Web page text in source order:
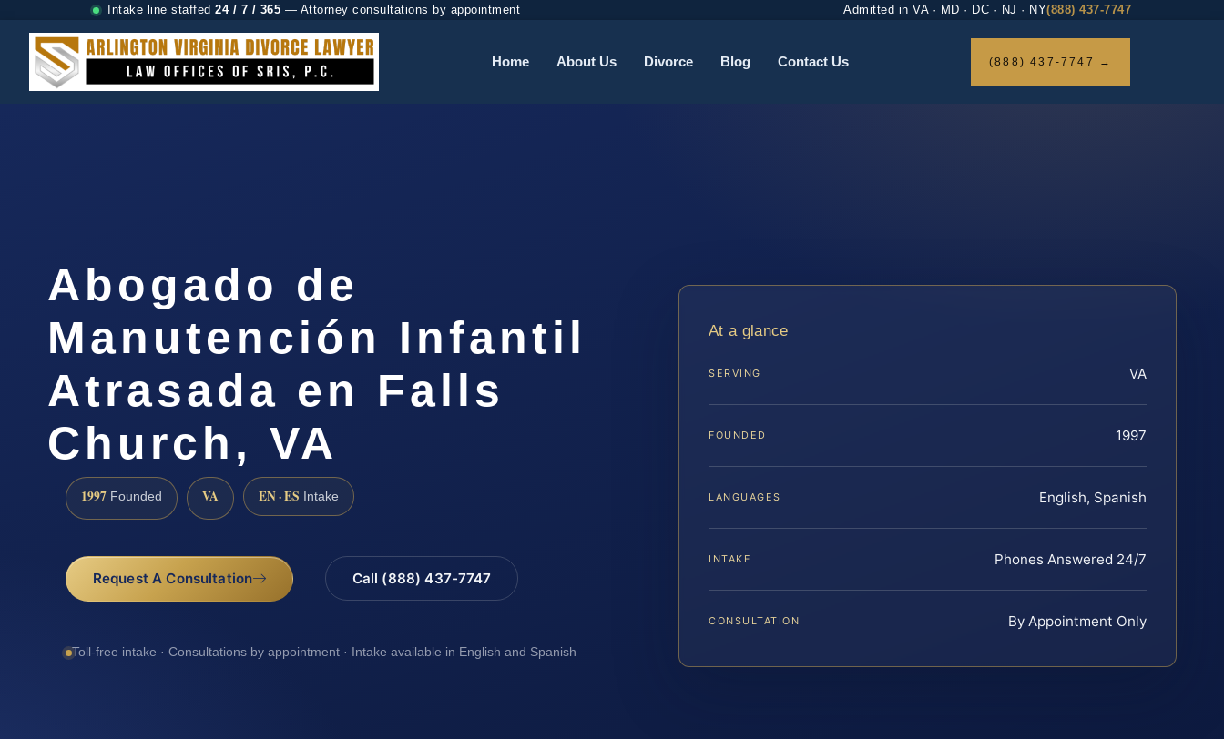
Intake line staffed 24 / 7 / 365 — Attorney consultations by appointment Admitted in VA · MD · DC · NJ · NY(888) 437-7747
Home About Us Divorce Blog Contact Us (888) 437-7747 →
Abogado de
Manutención Infantil
Atrasada en Falls
Church, VA
1997 Founded VA EN · ES Intake
Request A Consultation Call (888) 437-7747
Toll-free intake · Consultations by appointment · Intake available in English and Spanish
At a glance
SERVING VA
FOUNDED 1997
LANGUAGES English, Spanish
INTAKE Phones Answered 24/7
CONSULTATION By Appointment Only